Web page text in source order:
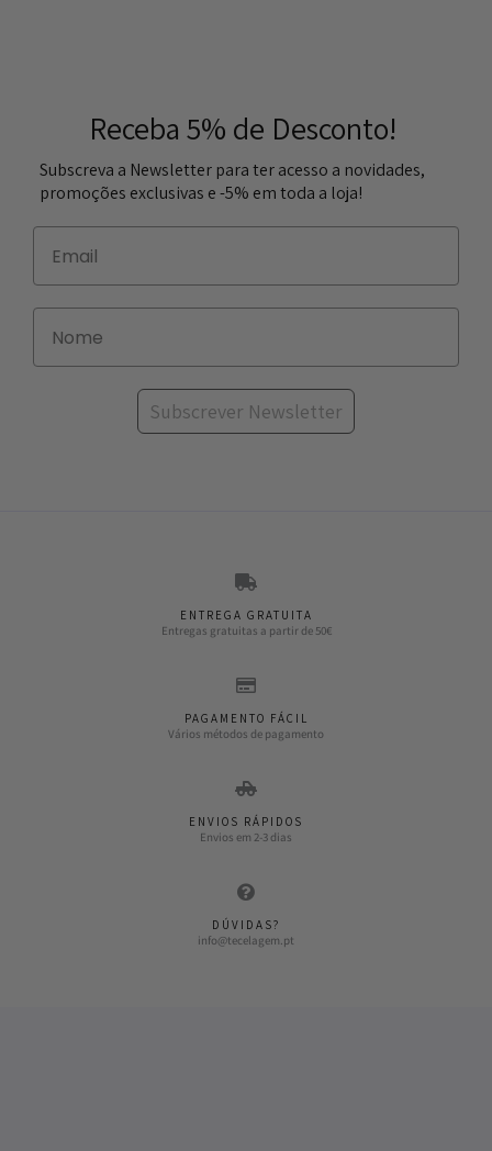
Receba 5% de Desconto!
Subscreva a Newsletter para ter acesso a novidades,
promoções exclusivas e -5% em toda a loja!
Subscrever Newsletter
ENTREGA GRATUITA
Entregas gratuitas a partir de 50€
PAGAMENTO FÁCIL
Vários métodos de pagamento
ENVIOS RÁPIDOS
Envios em 2-3 dias
DÚVIDAS?
info@tecelagem.pt